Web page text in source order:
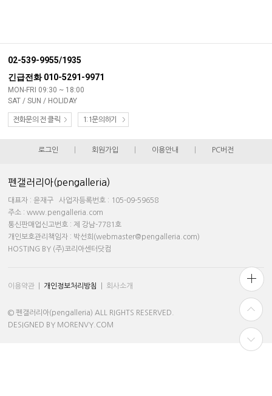
02-539-9955/1935
긴급전화 010-5291-9971
MON-FRI 09:30 ~ 18:00
SAT / SUN / HOLIDAY
전화문의 전 클릭 1:1문의하기
로그인 회원가입 이용안내 PC버전
펜갤러리아(pengalleria)
대표자 : 윤재구 사업자등록번호 : 105-09-59658
주소 : www.pengalleria.com
통신판매업신고번호 : 제 강남-7781호
개인보호관리책임자 : 박선희(webmaster@pengalleria.com)
HOSTING BY (주)코리아센터닷컴
이용약관 개인정보처리방침 회사소개
© 펜갤러리아(pengalleria) ALL RIGHTS RESERVED.
DESIGNED BY MORENVY.COM